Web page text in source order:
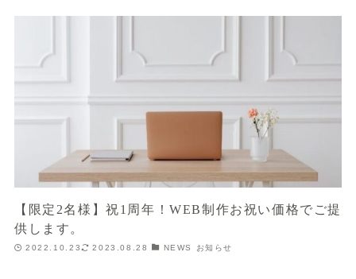
【限定2名様】祝1周年！WEB制作お祝い価格でご提
供します。
2022.10.23 2023.08.28 NEWS お知らせ